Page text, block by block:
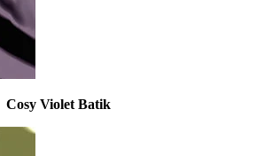
Cosy Violet Batik